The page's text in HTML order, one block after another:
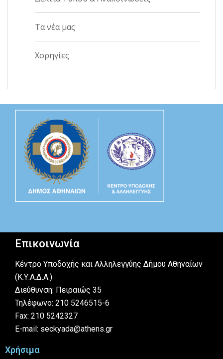
Τα νέα μας
Χορηγίες
Επικοινωνία
Κέντρο Υποδοχής και Αλληλεγγύης Δήμου Αθηναίων
(Κ.Υ.Α.Δ.Α.)
Διεύθυνση: Πειραιώς 35
Τηλέφωνο: 210 5246515-6
Fax: 210 5242327
E-mail: seckyada@athens.gr
Χρήσιμα